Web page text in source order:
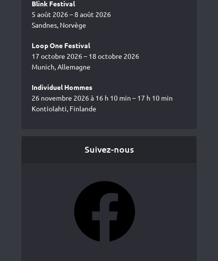
Blink Festival
5 août 2026 – 8 août 2026
Sandnes, Norvège
Loop One Festival
17 octobre 2026 – 18 octobre 2026
Munich, Allemagne
Individuel Hommes
26 novembre 2026 à 16 h 10 min – 17 h 10 min
Kontiolahti, Finlande
Suivez-nous